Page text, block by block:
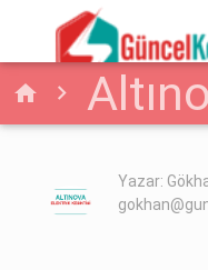
home
24
Yalova
Yazar: